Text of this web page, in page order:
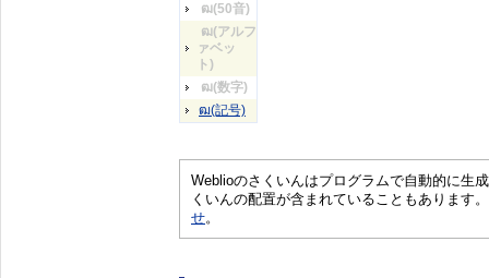
ฒ(50音)
ฒ(アルフ
ァベッ
ト)
ฒ(数字)
ฒ(記号)
Weblioのさくいんはプログラムで自動的に生
くいんの配置が含まれていることもあります
せ。